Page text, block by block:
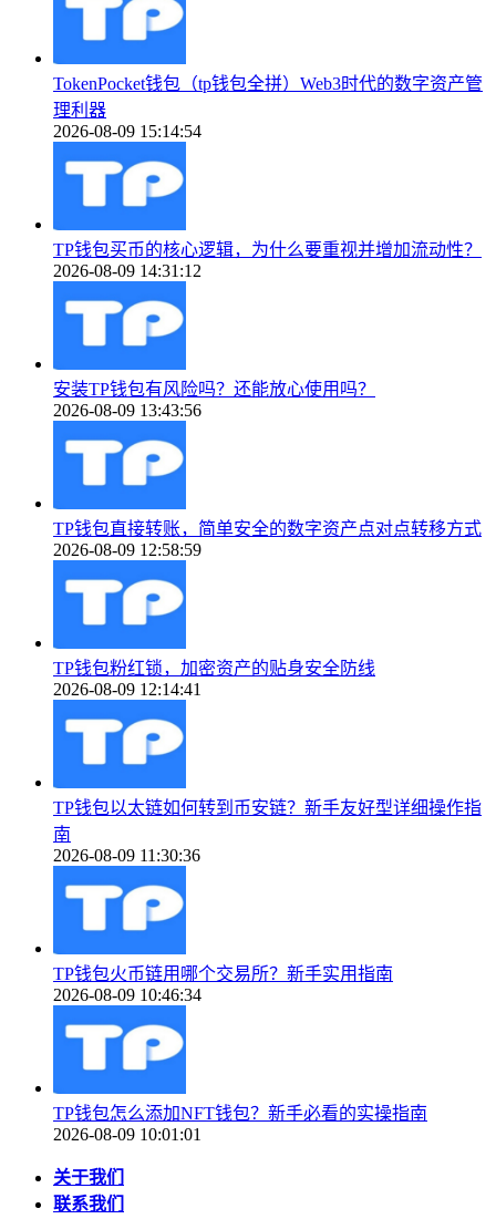
TokenPocket钱包（tp钱包全拼）Web3时代的数字资产管
理利器
2026-08-09 15:14:54
TP钱包买币的核心逻辑，为什么要重视并增加流动性？
2026-08-09 14:31:12
安装TP钱包有风险吗？还能放心使用吗？
2026-08-09 13:43:56
TP钱包直接转账，简单安全的数字资产点对点转移方式
2026-08-09 12:58:59
TP钱包粉红锁，加密资产的贴身安全防线
2026-08-09 12:14:41
TP钱包以太链如何转到币安链？新手友好型详细操作指
南
2026-08-09 11:30:36
TP钱包火币链用哪个交易所？新手实用指南
2026-08-09 10:46:34
TP钱包怎么添加NFT钱包？新手必看的实操指南
2026-08-09 10:01:01
关于我们
联系我们